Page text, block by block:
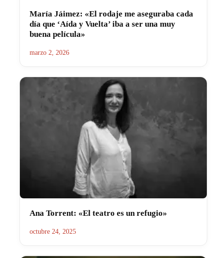
María Jáimez: «El rodaje me aseguraba cada
día que ‘Aída y Vuelta’ iba a ser una muy
buena película»
marzo 2, 2026
Ana Torrent: «El teatro es un refugio»
octubre 24, 2025